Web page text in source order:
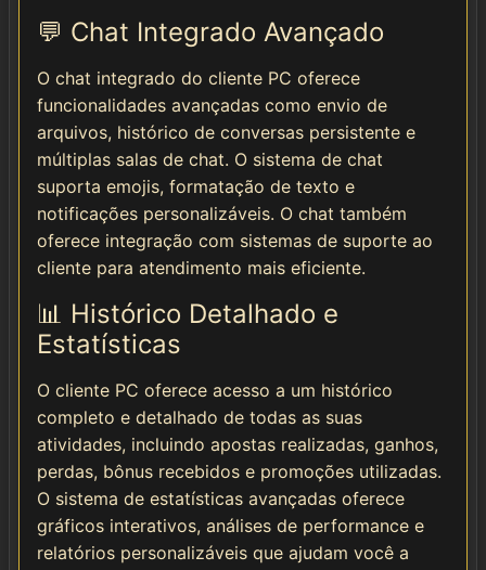
💬 Chat Integrado Avançado
O chat integrado do cliente PC oferece
funcionalidades avançadas como envio de
arquivos, histórico de conversas persistente e
múltiplas salas de chat. O sistema de chat
suporta emojis, formatação de texto e
notificações personalizáveis. O chat também
oferece integração com sistemas de suporte ao
cliente para atendimento mais eficiente.
📊 Histórico Detalhado e
Estatísticas
O cliente PC oferece acesso a um histórico
completo e detalhado de todas as suas
atividades, incluindo apostas realizadas, ganhos,
perdas, bônus recebidos e promoções utilizadas.
O sistema de estatísticas avançadas oferece
gráficos interativos, análises de performance e
relatórios personalizáveis que ajudam você a